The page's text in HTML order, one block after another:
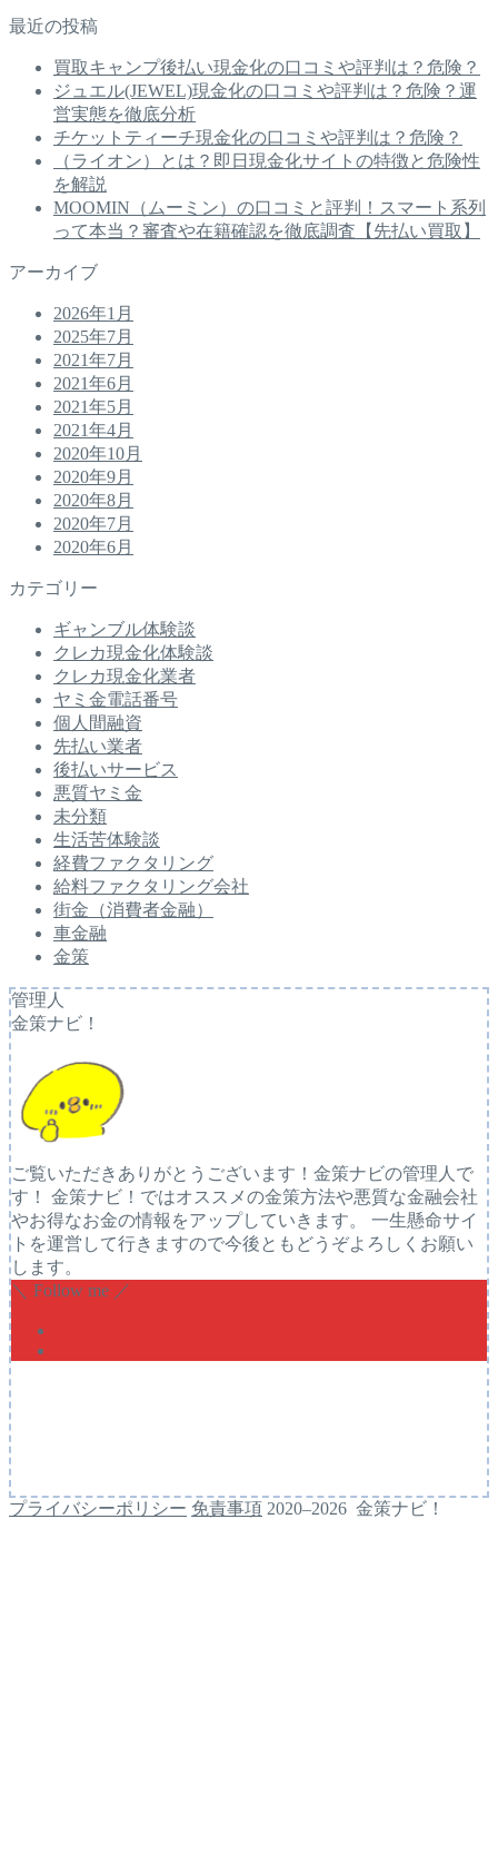
最近の投稿
買取キャンプ後払い現金化の口コミや評判は？危険？
ジュエル(JEWEL)現金化の口コミや評判は？危険？運
営実態を徹底分析
チケットティーチ現金化の口コミや評判は？危険？
（ライオン）とは？即日現金化サイトの特徴と危険性
を解説
MOOMIN（ムーミン）の口コミと評判！スマート系列
って本当？審査や在籍確認を徹底調査【先払い買取】
アーカイブ
2026年1月
2025年7月
2021年7月
2021年6月
2021年5月
2021年4月
2020年10月
2020年9月
2020年8月
2020年7月
2020年6月
カテゴリー
ギャンブル体験談
クレカ現金化体験談
クレカ現金化業者
ヤミ金電話番号
個人間融資
先払い業者
後払いサービス
悪質ヤミ金
未分類
生活苦体験談
経費ファクタリング
給料ファクタリング会社
街金（消費者金融）
車金融
金策
管理人
金策ナビ！
ご覧いただきありがとうございます！金策ナビの管理人で
す！ 金策ナビ！ではオススメの金策方法や悪質な金融会社
やお得なお金の情報をアップしていきます。 一生懸命サイ
トを運営して行きますので今後ともどうぞよろしくお願い
します。
＼ Follow me ／
プライバシーポリシー 免責事項 2020–2026 金策ナビ！